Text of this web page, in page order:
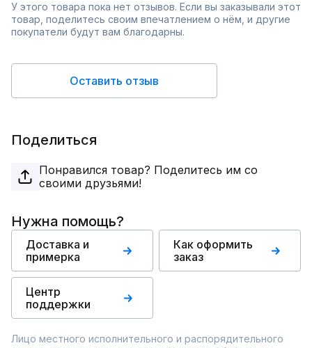
У этого товара пока нет отзывов. Если вы заказывали этот
товар, поделитесь своим впечатлением о нём, и другие
покупатели будут вам благодарны.
Оставить отзыв
Поделиться
Понравился товар? Поделитесь им со
своими друзьями!
Нужна помощь?
Доставка и
примерка
Как оформить
заказ
Центр
поддержки
Лицо местного исполнительного и распорядительного